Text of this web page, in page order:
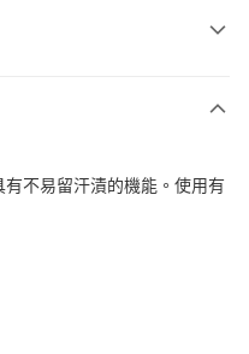
不易留汗漬的機能。使用有